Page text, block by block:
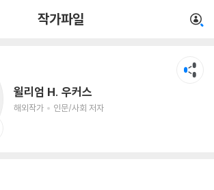
작가파일
윌리엄 H. 우커스
해외작가 인문/사회 저자
인문/사회 저자